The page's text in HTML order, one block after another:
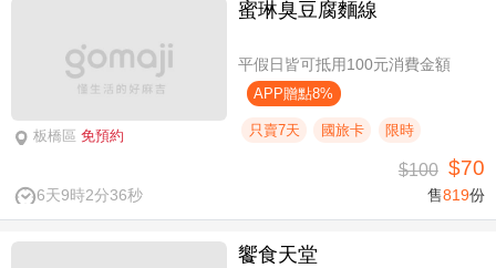
板橋區 免預約
蜜琳臭豆腐麵線
平假日皆可抵用100元消費金額
APP贈點8%
只賣7天 國旅卡 限時
6天9時2分36秒
$100 $70
售819份
饗食天堂